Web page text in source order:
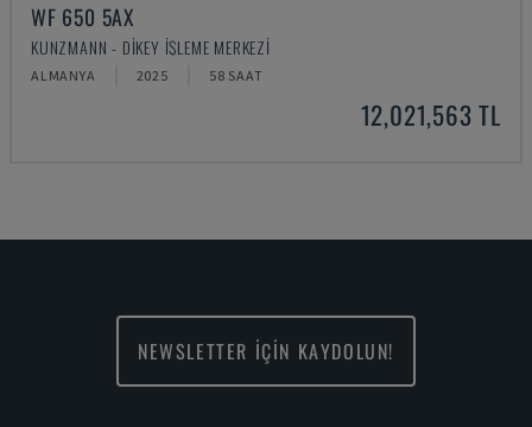
WF 650 5AX
KUNZMANN - DIKEY İŞLEME MERKEZI
ALMANYA 2025 58 SAAT
12,021,563 TL
NEWSLETTER İÇİN KAYDOLUN!